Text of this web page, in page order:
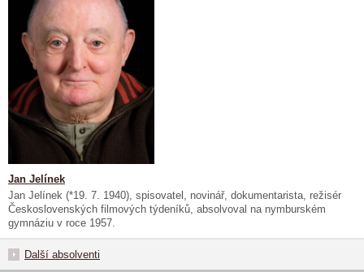
Jan Jelínek
Jan Jelínek (*19. 7. 1940), spisovatel, novinář, dokumentarista, režisér
Československých filmových týdeníků, absolvoval na nymburském
gymnáziu v roce 1957.
Další absolventi